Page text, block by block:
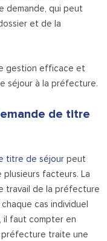
demande, qui peut
et de la
gestion efficace et
séjour à la préfecture.
de titre
titre de séjour peut
facteurs. La
travail de la préfecture
cas individuel
il faut compter en
préfecture traite une